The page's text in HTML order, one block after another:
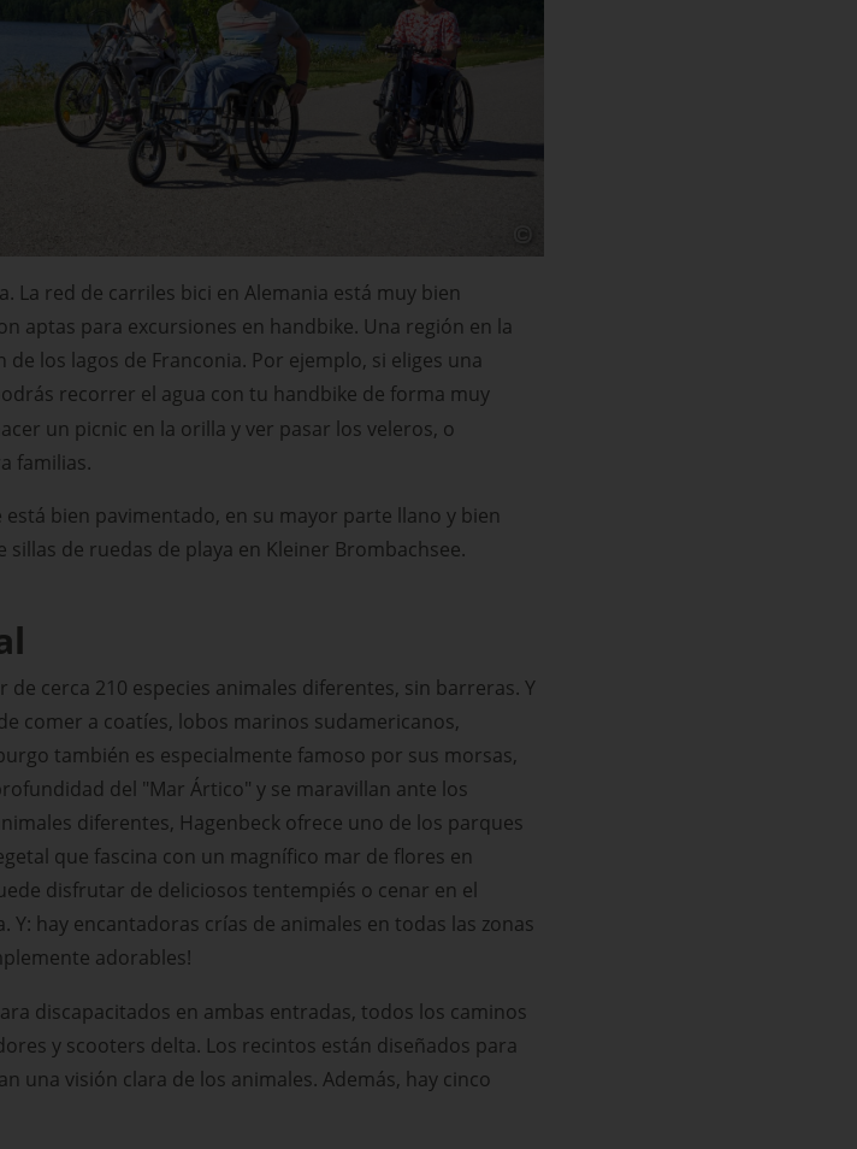
La red de carriles bici en Alemania está muy bien
aptas para excursiones en handbike. Una región en la
los lagos de Franconia. Por ejemplo, si eliges una
recorrer el agua con tu handbike de forma muy
un picnic en la orilla y ver pasar los veleros, o
familias.
bien pavimentado, en su mayor parte llano y bien
de ruedas de playa en Kleiner Brombachsee.
cerca 210 especies animales diferentes, sin barreras. Y
comer a coatíes, lobos marinos sudamericanos,
también es especialmente famoso por sus morsas,
del "Mar Ártico" y se maravillan ante los
diferentes, Hagenbeck ofrece uno de los parques
que fascina con un magnífico mar de flores en
disfrutar de deliciosos tentempiés o cenar en el
hay encantadoras crías de animales en todas las zonas
adorables!
discapacitados en ambas entradas, todos los caminos
y scooters delta. Los recintos están diseñados para
una visión clara de los animales. Además, hay cinco